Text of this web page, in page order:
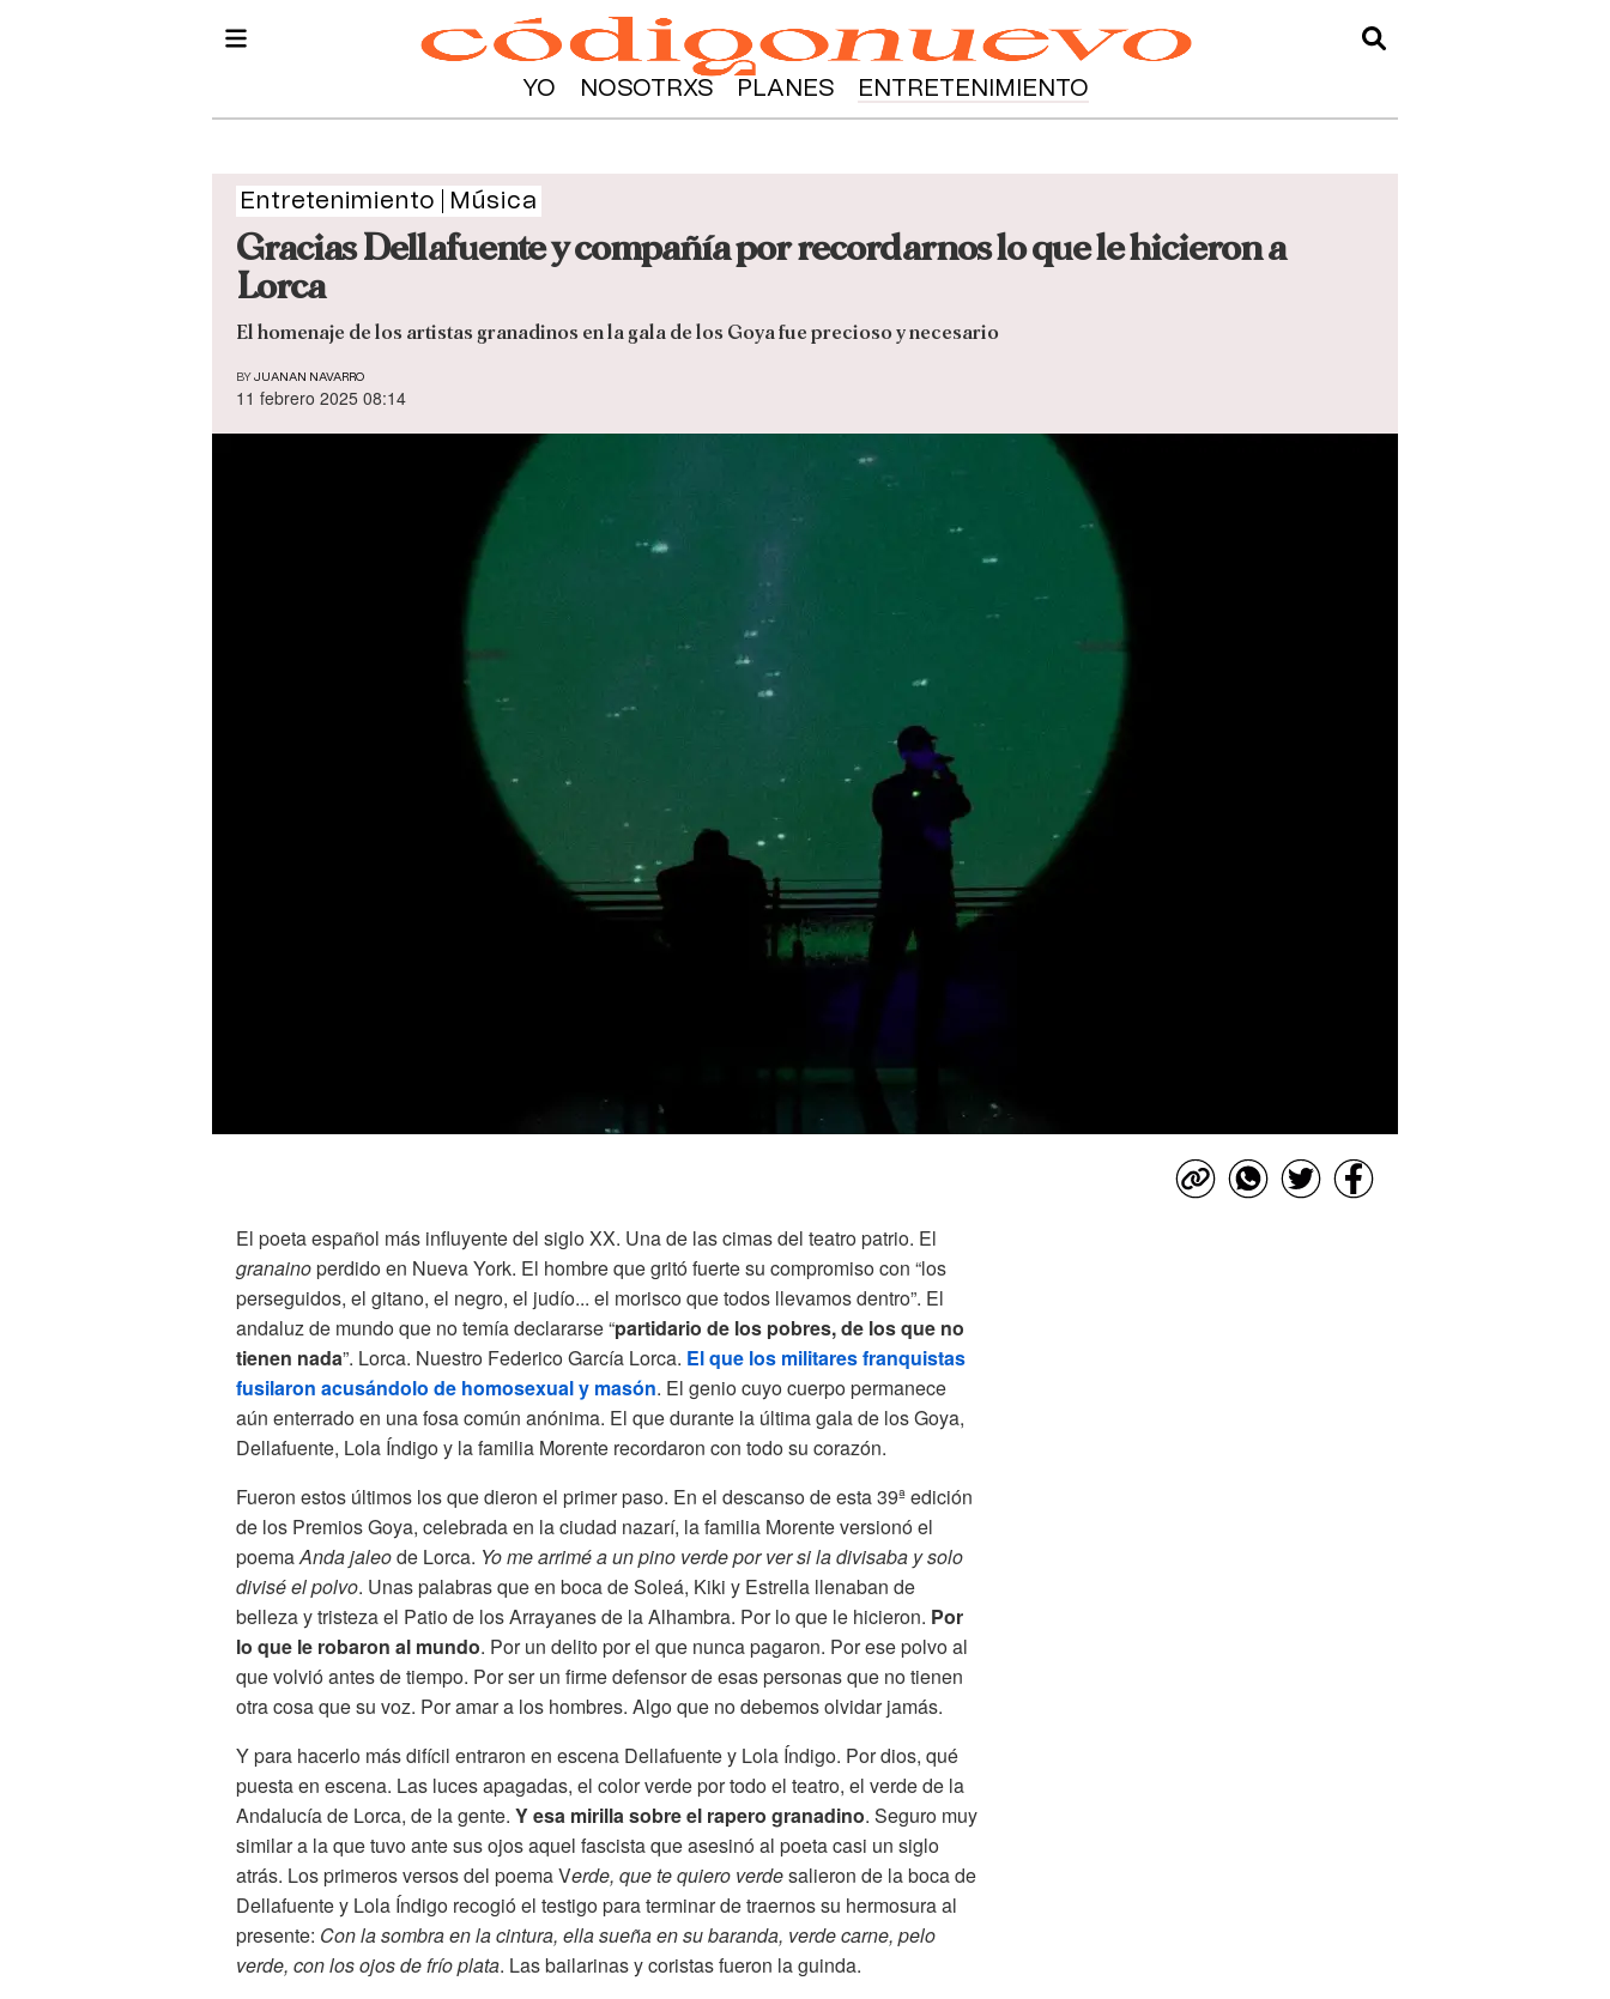
YO NOSOTRXS PLANES ENTRETENIMIENTO
Entretenimiento Música
Gracias Dellafuente y compañía por recordarnos lo que le hicieron a
Lorca
El homenaje de los artistas granadinos en la gala de los Goya fue precioso y necesario
BY JUANAN NAVARRO
11 febrero 2025 08:14
El poeta español más influyente del siglo XX. Una de las cimas del teatro patrio. El
granainoperdido en Nueva York. El hombre que gritó fuerte su compromiso con “los
perseguidos, el gitano, el negro, el judío... el morisco que todos llevamos dentro”. El
andaluz de mundo que no temía declararse “partidario de los pobres, de los que no
tienen nada”. Lorca. Nuestro Federico García Lorca. El que los militares franquistas
fusilaron acusándolo de homosexual y masón. El genio cuyo cuerpo permanece
aún enterrado en una fosa común anónima. El que durante la última gala de los Goya,
Dellafuente, Lola Índigo y la familia Morente recordaron con todo su corazón.
Fueron estos últimos los que dieron el primer paso. En el descanso de esta 39ª edición
de los Premios Goya, celebrada en la ciudad nazarí, la familia Morente versionó el
poemaAnda jaleode Lorca. Yo me arrimé a un pino verde por ver si la divisaba y solo
divisé el polvo. Unas palabras que en boca de Soleá, Kiki y Estrella llenaban de
belleza y tristeza el Patio de los Arrayanes de la Alhambra. Por lo que le hicieron. Por
lo que le robaron al mundo. Por un delito por el que nunca pagaron. Por ese polvo al
que volvió antes de tiempo. Por ser un firme defensor de esas personas que no tienen
otra cosa que su voz. Por amar a los hombres. Algo que no debemos olvidar jamás.
Y para hacerlo más difícil entraron en escena Dellafuente y Lola Índigo. Por dios, qué
puesta en escena. Las luces apagadas, el color verde por todo el teatro, el verde de la
Andalucía de Lorca, de la gente. Y esa mirilla sobre el rapero granadino. Seguro muy
similar a la que tuvo ante sus ojos aquel fascista que asesinó al poeta casi un siglo
atrás. Los primeros versos del poema Verde, que te quiero verdesalieron de la boca de
Dellafuente y Lola Índigo recogió el testigo para terminar de traernos su hermosura al
presente: Con la sombra en la cintura, ella sueña en su baranda, verde carne, pelo
verde, con los ojos de frío plata. Las bailarinas y coristas fueron la guinda.